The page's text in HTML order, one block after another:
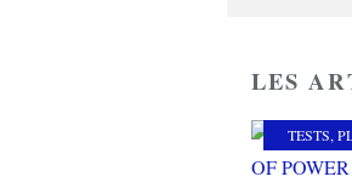
LES
TESTS,